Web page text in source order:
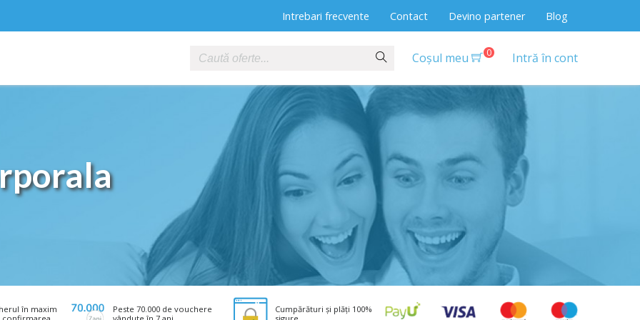
Intrebari frecvente Contact Devino partener Blog
Coșul meu 0 Intră în cont
Sport Masaje & SPA Auto-Moto
în maxim
Peste 70.000 de vouchere
Cumpărături și plăți 100%